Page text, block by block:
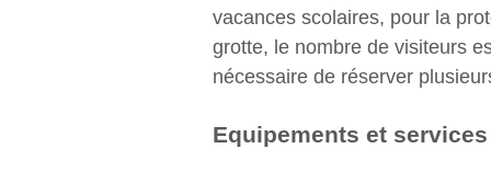
vacances scolaires, pour la
grotte, le nombre de visiteurs
nécessaire de réserver
Equipements et services